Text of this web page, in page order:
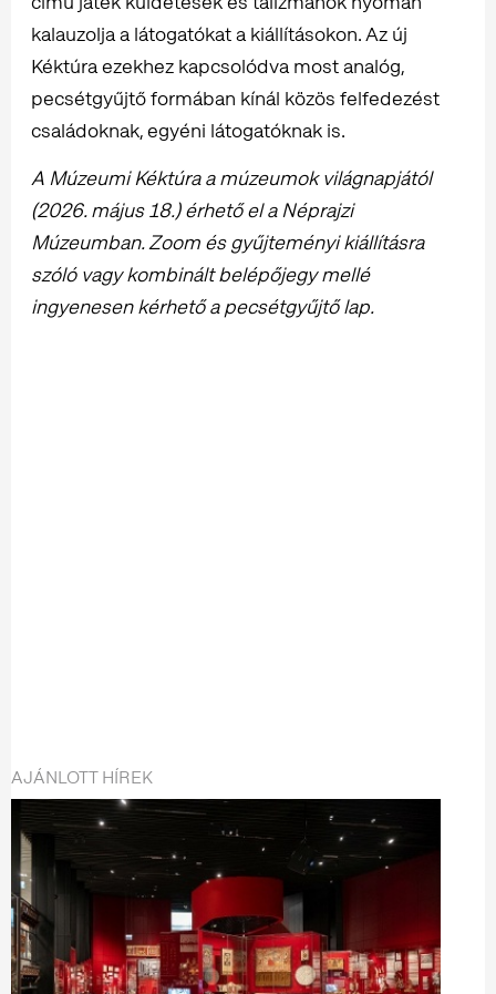
kalauzolja a látogatókat a kiállításokon. Az új
Kéktúra ezekhez kapcsolódva most analóg,
pecsétgyűjtő formában kínál közös felfedezést
családoknak, egyéni látogatóknak is.
A Múzeumi Kéktúra a múzeumok világnapjától
(2026. május 18.) érhető el a Néprajzi
Múzeumban. Zoom és gyűjteményi kiállításra
szóló vagy kombinált belépőjegy mellé
ingyenesen kérhető a pecsétgyűjtő lap.
AJÁNLOTT HÍREK